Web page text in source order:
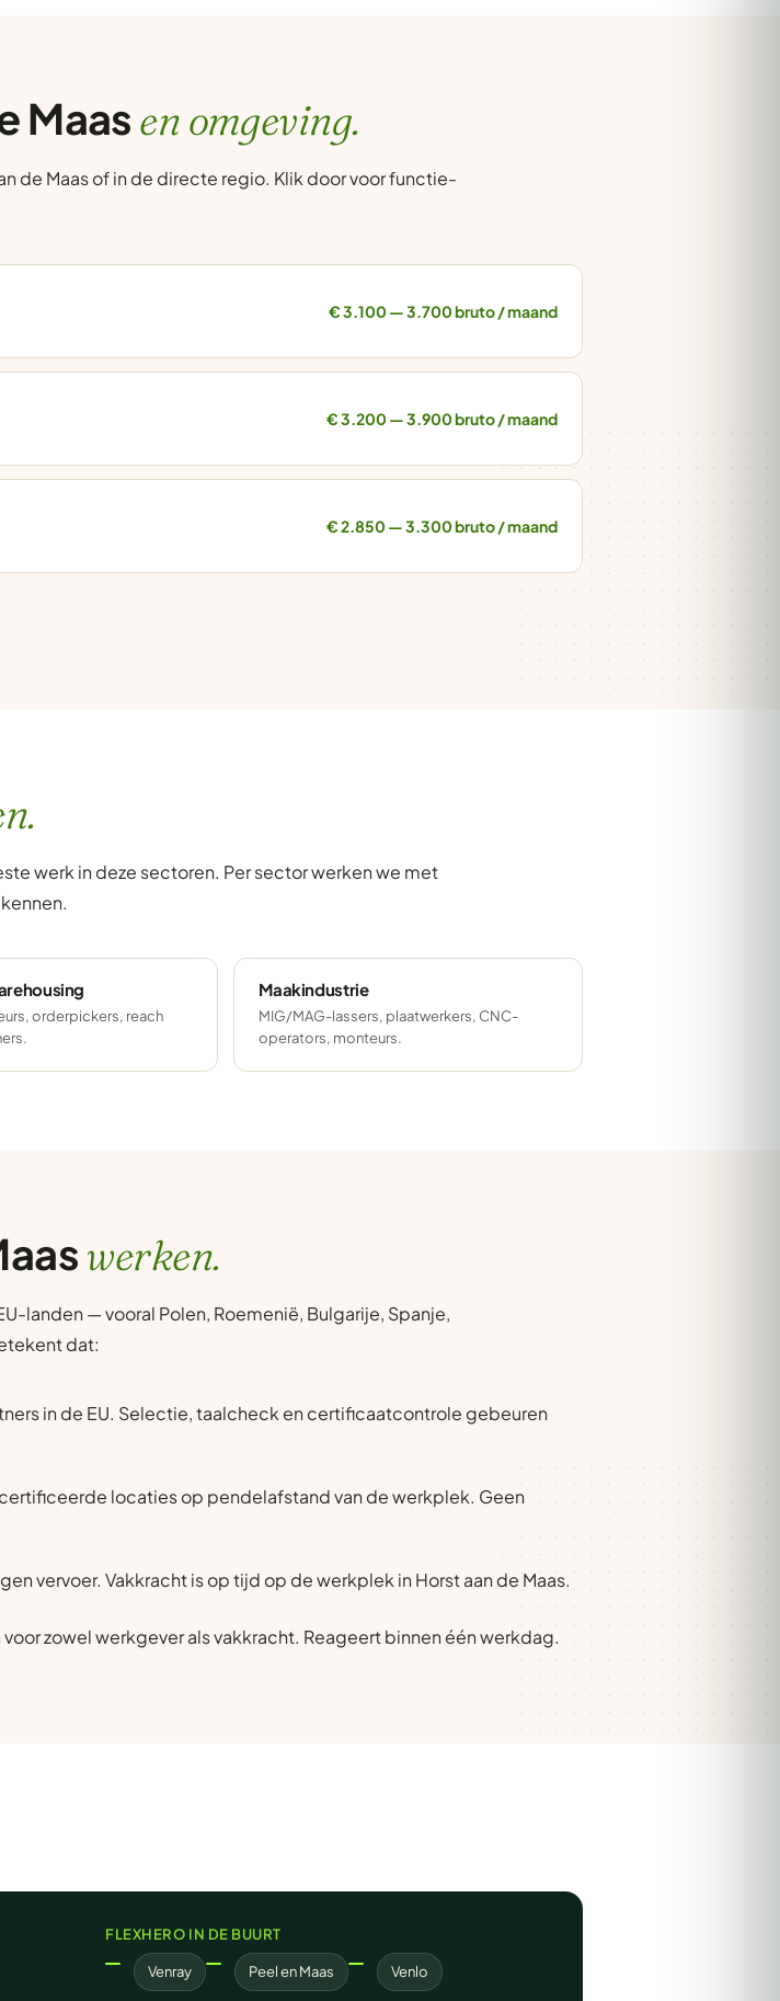
Maasen omgeving.
de Maas of in de directe regio. Klik door voor functie-
€ 3.100 — 3.700 bruto / maand
€ 3.200 — 3.900 bruto / maand
€ 2.850 — 3.300 bruto / maand
werk in deze sectoren. Per sector werken we met
orderpickers, reach
Maakindustrie
MIG/MAG-lassers, plaatwerkers, CNC-
operators, monteurs.
werken.
landen — vooral Polen, Roemenië, Bulgarije, Spanje,
dat:
in de EU. Selectie, taalcheck en certificaatcontrole gebeuren
locaties op pendelafstand van de werkplek. Geen
vervoer. Vakkracht is op tijd op de werkplek in Horst aan de Maas.
zowel werkgever als vakkracht. Reageert binnen één werkdag.
FLEXHERO IN DE BUURT
Venray Peel en Maas Venlo